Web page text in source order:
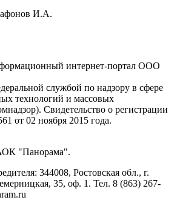
И.А.
интернет-портал ООО
службой по надзору в сфере
технологий и массовых
Cвидетельство о регистрации
02 ноября 2015 года.
"Панорама".
344008, Ростовская обл., г.
35, оф. 1. Тел. 8 (863) 267-